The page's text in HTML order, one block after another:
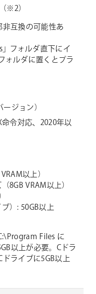
※2）
互換の可能性あ
フォルダ直下にイ
ォルダに置くとプラ
ジョン）
令対応、2020年以
以上）
8GB VRAM以上）
）: 50GB以上
Files に
以上が必要。Cドラ
ライブに5GB以上